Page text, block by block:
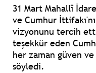
31 Mart Mahallî
ve Cumhur
vizyonunu tercih
teşekkür eden
her zaman güven
söyledi.